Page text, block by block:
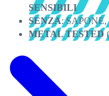
SENSIBILI
SENZA:
METAL TESTED